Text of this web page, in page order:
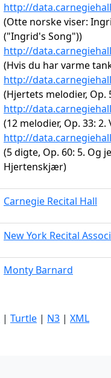
http://
(Otte norske viser:
("Ingrid's Song"))
http://
(Hvis du har varme
http://
(Hjertets melodier, Op.
http://
(12 melodier, Op. 33: 2.
http://
(5 digte, Op. 60: 5. Og
Hjertenskjær)
Carnegie Recital Hall
New York Recital
Monty Barnard
| Turtle | N3 | XML